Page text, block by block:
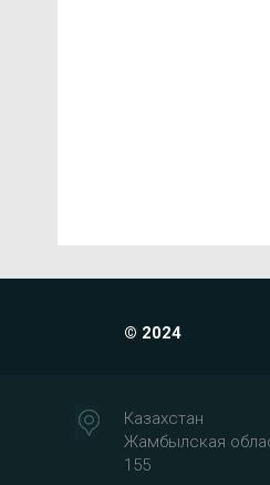
© 2024
Казахстан
Жамбылская
155